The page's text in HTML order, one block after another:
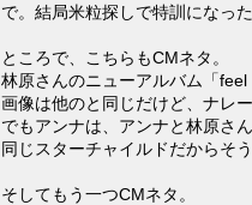
で。結局米粒探しで特訓になっ
ところで、こちらもCMネタ。
画像は他のと同じだけど、ナレ
でもアンナは、アンナと林原さ
同じスターチャイルドだからそ
そしてもう一つCMネタ。